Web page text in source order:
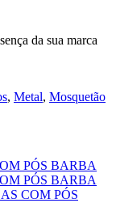
da sua marca
, Metal, Mosquetão
COM PÓS